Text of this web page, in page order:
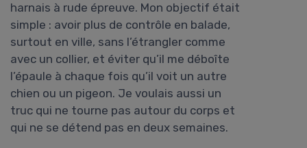
harnais à rude épreuve. Mon objectif était
simple : avoir plus de contrôle en balade,
surtout en ville, sans l’étrangler comme
avec un collier, et éviter qu’il me déboîte
l’épaule à chaque fois qu’il voit un autre
chien ou un pigeon. Je voulais aussi un
truc qui ne tourne pas autour du corps et
qui ne se détend pas en deux semaines.